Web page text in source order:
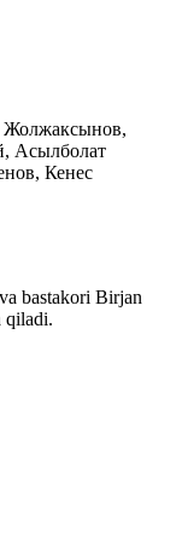
Жолжаксынов,
Асылболат
Кенес
bastakori Birjan
qiladi.